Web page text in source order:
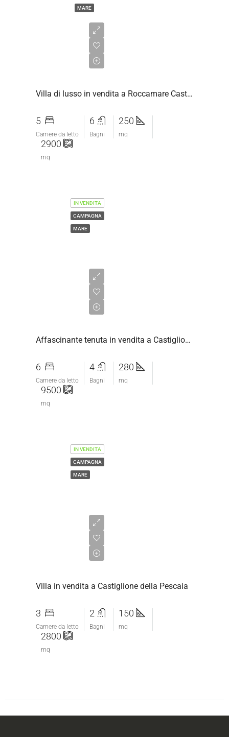
MARE
Villa di lusso in vendita a Roccamare Castiglione della Pescaia
5
Camere da letto
6
Bagni
250
mq
2900
mq
IN VENDITA
CAMPAGNA
MARE
Affascinante tenuta in vendita a Castiglione della Pescaia
6
Camere da letto
4
Bagni
280
mq
9500
mq
IN VENDITA
CAMPAGNA
MARE
Villa in vendita a Castiglione della Pescaia
3
Camere da letto
2
Bagni
150
mq
2800
mq